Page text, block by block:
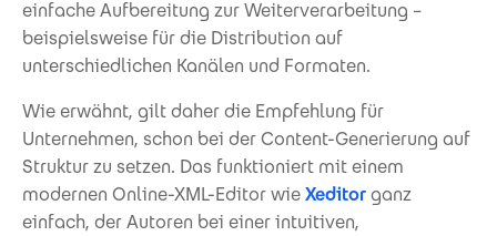
einfache Aufbereitung zur Weiterverarbeitung –
beispielsweise für die Distribution auf
unterschiedlichen Kanälen und Formaten.
Wie erwähnt, gilt daher die Empfehlung für
Unternehmen, schon bei der Content-Generierung auf
Struktur zu setzen. Das funktioniert mit einem
modernen Online-XML-Editor wieXeditorganz
einfach, der Autoren bei einer intuitiven,